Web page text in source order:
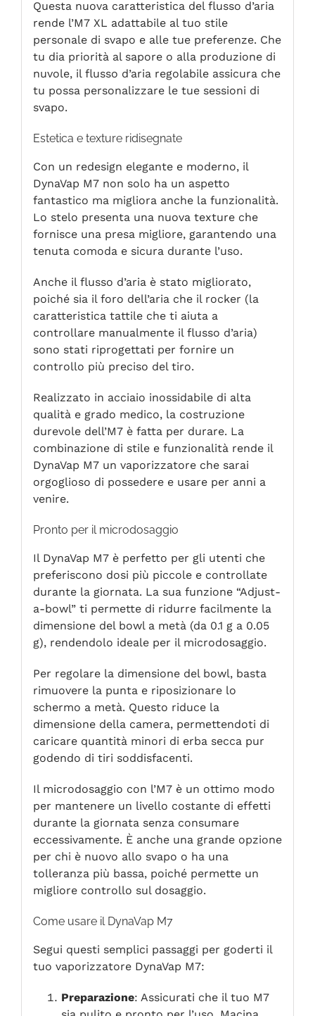
Questa nuova caratteristica del flusso d’aria
rende l’M7 XL adattabile al tuo stile
personale di svapo e alle tue preferenze. Che
tu dia priorità al sapore o alla produzione di
nuvole, il flusso d’aria regolabile assicura che
tu possa personalizzare le tue sessioni di
svapo.
Estetica e texture ridisegnate
Con un redesign elegante e moderno, il
DynaVap M7 non solo ha un aspetto
fantastico ma migliora anche la funzionalità.
Lo stelo presenta una nuova texture che
fornisce una presa migliore, garantendo una
tenuta comoda e sicura durante l’uso.
Anche il flusso d’aria è stato migliorato,
poiché sia il foro dell’aria che il rocker (la
caratteristica tattile che ti aiuta a
controllare manualmente il flusso d’aria)
sono stati riprogettati per fornire un
controllo più preciso del tiro.
Realizzato in acciaio inossidabile di alta
qualità e grado medico, la costruzione
durevole dell’M7 è fatta per durare. La
combinazione di stile e funzionalità rende il
DynaVap M7 un vaporizzatore che sarai
orgoglioso di possedere e usare per anni a
venire.
Pronto per il microdosaggio
Il DynaVap M7 è perfetto per gli utenti che
preferiscono dosi più piccole e controllate
durante la giornata. La sua funzione “Adjust-
a-bowl” ti permette di ridurre facilmente la
dimensione del bowl a metà (da 0.1 g a 0.05
g), rendendolo ideale per il microdosaggio.
Per regolare la dimensione del bowl, basta
rimuovere la punta e riposizionare lo
schermo a metà. Questo riduce la
dimensione della camera, permettendoti di
caricare quantità minori di erba secca pur
godendo di tiri soddisfacenti.
Il microdosaggio con l’M7 è un ottimo modo
per mantenere un livello costante di effetti
durante la giornata senza consumare
eccessivamente. È anche una grande opzione
per chi è nuovo allo svapo o ha una
tolleranza più bassa, poiché permette un
migliore controllo sul dosaggio.
Come usare il DynaVap M7
Segui questi semplici passaggi per goderti il
tuo vaporizzatore DynaVap M7:
Preparazione: Assicurati che il tuo M7